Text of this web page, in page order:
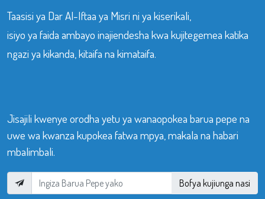
Taasisi ya Dar Al-Iftaa ya Misri ni ya kiserikali,
isiyo ya faida ambayo inajiendesha kwa kujitegemea katika
ngazi ya kikanda, kitaifa na kimataifa.
Jisajili kwenye orodha yetu ya wanaopokea barua pepe na
uwe wa kwanza kupokea fatwa mpya, makala na habari
mbalimbali.
Bofya kujiunga nasi